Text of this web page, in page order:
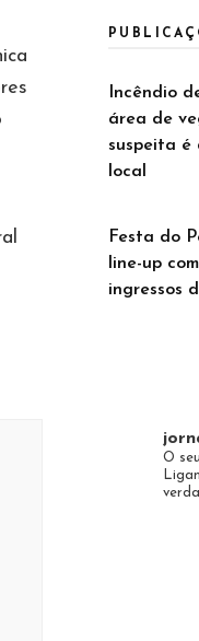
Incêndio
área de
suspeita é
local
Festa do
line-up
ingressos
O